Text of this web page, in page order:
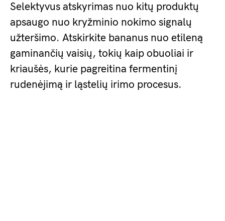
Selektyvus atskyrimas nuo kitų produktų
apsaugo nuo kryžminio nokimo signalų
užteršimo. Atskirkite bananus nuo etileną
gaminančių vaisių, tokių kaip obuoliai ir
kriaušės, kurie pagreitina fermentinį
rudenėjimą ir ląstelių irimo procesus.